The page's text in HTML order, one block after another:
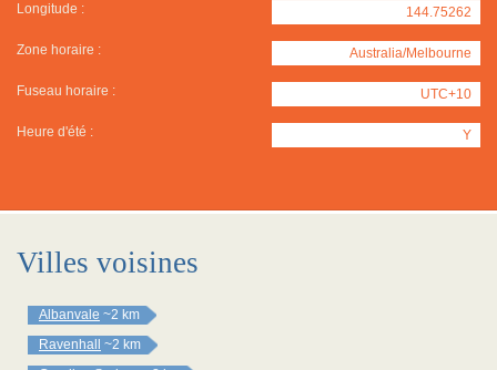
Longitude : 144.75262
Zone horaire : Australia/Melbourne
Fuseau horaire : UTC+10
Heure d'été : Y
Villes voisines
Albanvale ~2 km
Ravenhall
~2 km